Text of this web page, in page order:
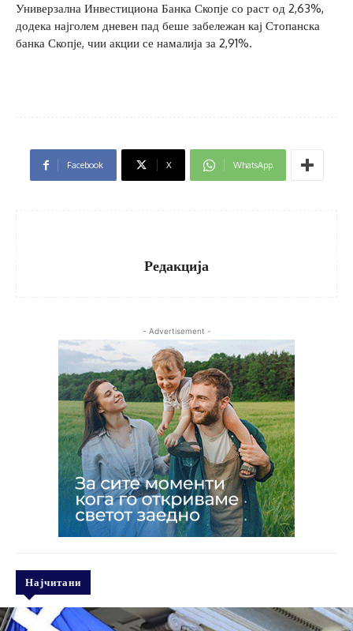
Универзална Инвестициона Банка Скопје со раст од 2,63%,
додека најголем дневен пад беше забележан кај Стопанска
банка Скопје, чии акции се намалија за 2,91%.
Facebook X WhatsApp
Редакција
- Advertisement -
Најчитани